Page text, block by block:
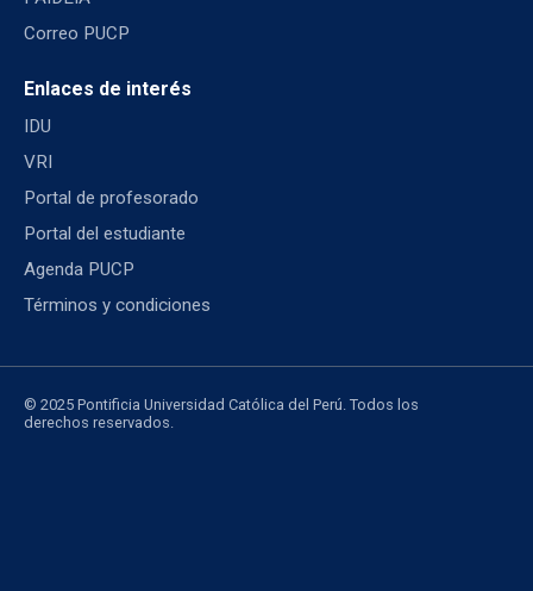
Correo PUCP
Enlaces de interés
IDU
VRI
Portal de profesorado
Portal del estudiante
Agenda PUCP
Términos y condiciones
© 2025 Pontificia Universidad Católica del Perú. Todos los
derechos reservados.